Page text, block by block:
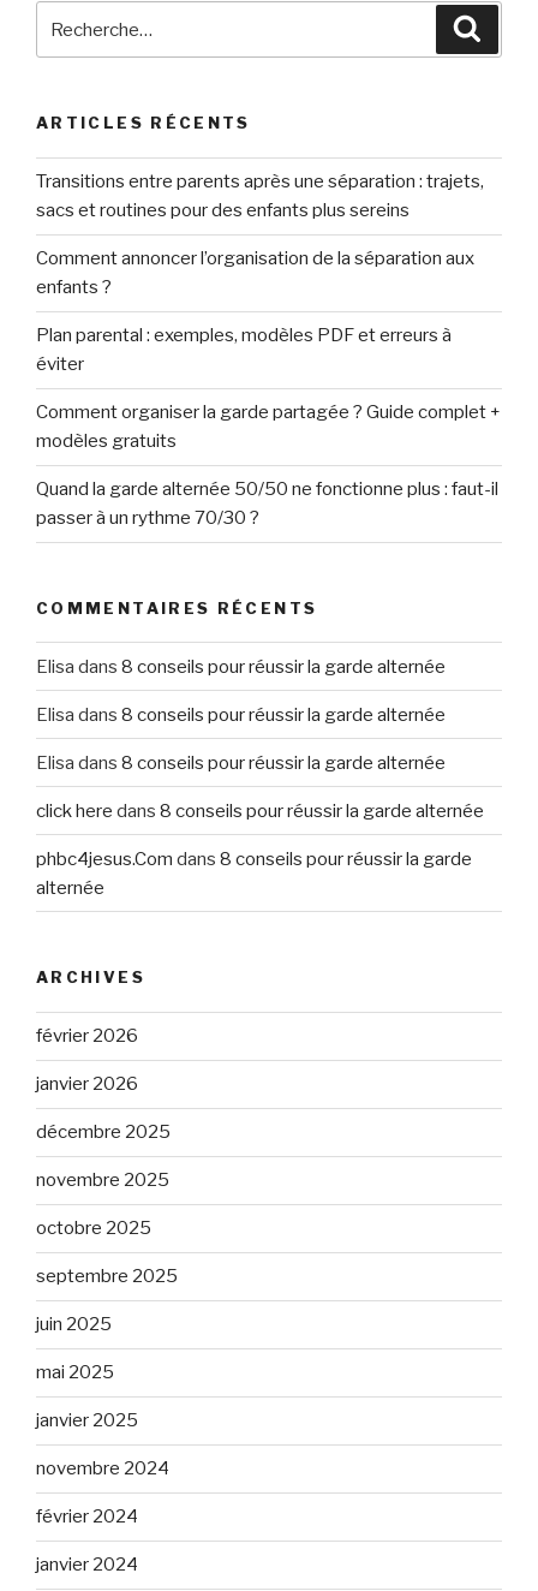
ARTICLES RÉCENTS
Transitions entre parents après une séparation : trajets,
sacs et routines pour des enfants plus sereins
Comment annoncer l’organisation de la séparation aux
enfants ?
Plan parental : exemples, modèles PDF et erreurs à
éviter
Comment organiser la garde partagée ? Guide complet +
modèles gratuits
Quand la garde alternée 50/50 ne fonctionne plus : faut-il
passer à un rythme 70/30 ?
COMMENTAIRES RÉCENTS
Elisa dans 8 conseils pour réussir la garde alternée
Elisa dans 8 conseils pour réussir la garde alternée
Elisa dans 8 conseils pour réussir la garde alternée
click here dans 8 conseils pour réussir la garde alternée
phbc4jesus.Com dans 8 conseils pour réussir la garde
alternée
ARCHIVES
février 2026
janvier 2026
décembre 2025
novembre 2025
octobre 2025
septembre 2025
juin 2025
mai 2025
janvier 2025
novembre 2024
février 2024
janvier 2024